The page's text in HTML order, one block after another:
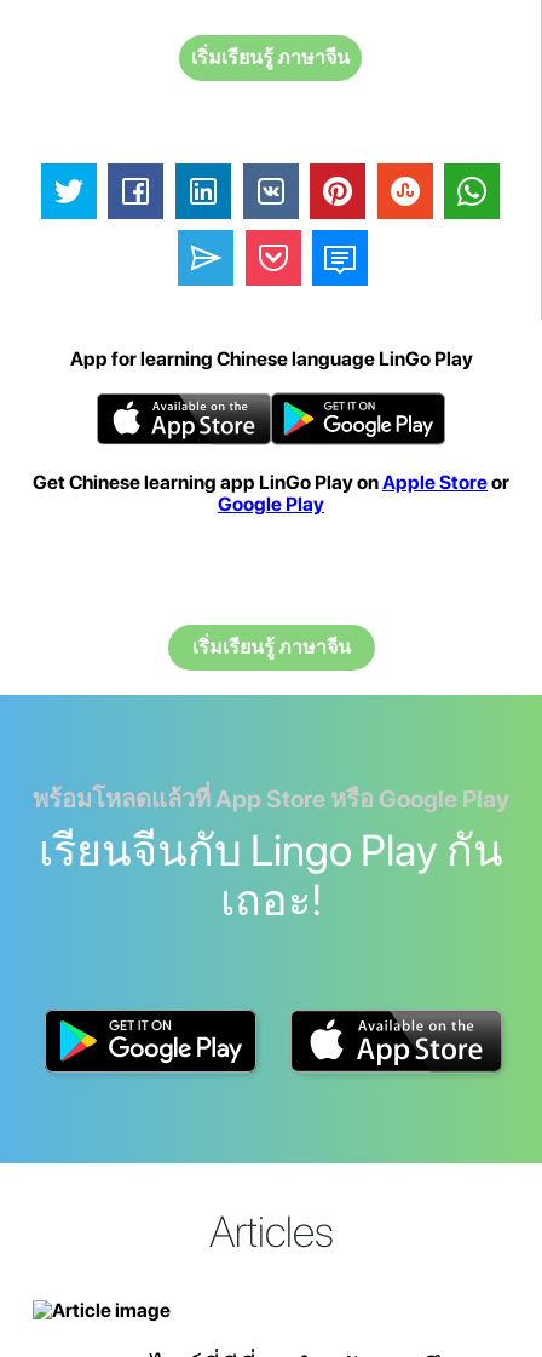
เริ่มเรียนรู้ ภาษาจีน
App for learning Chinese language LinGo Play
Get Chinese learning app LinGo Play onApple Storeor
Google Play
เริ่มเรียนรู้ ภาษาจีน
พร้อมโหลดแล้วที่ App Store หรือ Google Play
เรียนจีนกับ Lingo Play กัน
เถอะ!
Articles